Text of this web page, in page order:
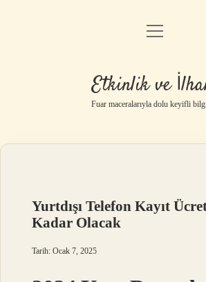
Anasayfa
Gizlilik Politikası
Yasal Uyarı
menüyü
Etkinlik ve
Fuar maceralarıyla dolu keyifli
Yurtdışı Telefon Kayıt
Kadar Olacak
Tarih: Ocak 7, 2025